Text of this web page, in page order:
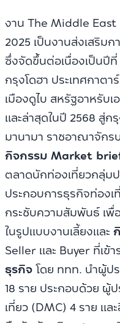
งาน The Middle
2025 เป็นงานส่งเสริม
ซึ่งจัดขึ้นต่อเนื่องเป็นปี
กรุงโดฮา ประเทศกาต
เมืองดูไบ สหรัฐอาหรับเ
และล่าสุดในปี 2568 สู่ก
มานามา ราชอาณาจักร
กิจกรรม Market
ตลาดนักท่องเที่ยวกลุ่ม
ประกอบการธุรกิจท่อง
กระชับความสัมพันธ์ เพื่
ในรูปแบบงานเลี้ยงและ
Seller และ Buyer ที่เข้
ธุรกิจโดย ททท. นำผู้ป
18 ราย ประกอบด้วย ผู้
เที่ยว (DMC) 4 ราย แ